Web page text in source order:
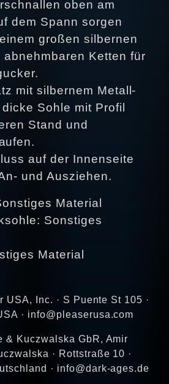
oben am
dem Spann sorgen
großen silbernen
abnehmbaren Ketten für
mit silbernem Metall-
Sohle mit Profil
Stand und
auf der Innenseite
und Ausziehen.
Material
Sonstiges
Material
USA, Inc. · S Puente St 105 ·
· info@pleaserusa.com
& Kuczwalska GbR, Amir
· Rottstraße 10 ·
· info@dark-ages.de